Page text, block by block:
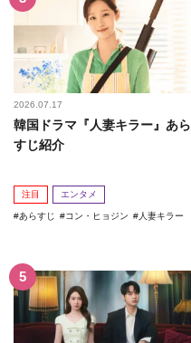
2026.07.17
韓国ドラマ『人妻キラー』あら
すじ紹介
注目 エンタメ
あらすじ コン・ヒョジン 人妻キラー